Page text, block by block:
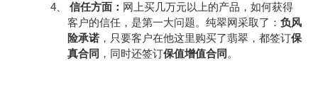
4、 信任方面： 网上买几万元以上的产品，如何获得
客户的信任，是第一大问题。纯翠网采取了：负风
险承诺 ，只要客户在他这里购买了翡翠，都签订保
真合同 ，同时还签订保值增值合同 。